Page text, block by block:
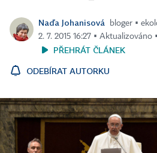
Naďa Johanisová
bloger ▪
2. 7. 2015 16:27 ▪ Aktualizováno
PŘEHRÁT ČLÁNEK
ODEBÍRAT AUTORKU